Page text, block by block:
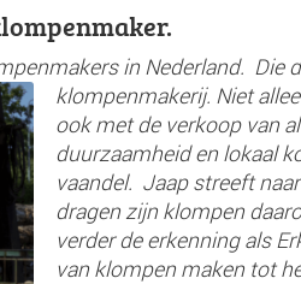
in Nederland. Die
klompenmakerij. Niet
ook met de verkoop van
duurzaamheid en lokaal
vaandel. Jaap streeft
dragen zijn klompen
verder de erkenning als
van klompen maken tot